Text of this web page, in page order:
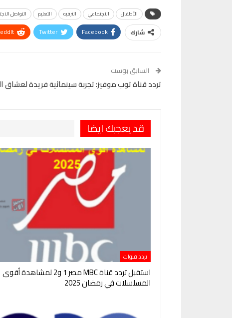
الأطفال الاجتماعي الترفيه التعليم التواصل
شارك Facebook
Twitter
السابق بوست
تردد قناة توب موفيز: تجربة سينمائية فريدة لعشاق
قد يعجبك ايضا
تردد قنوات
استقبل تردد قناة MBC مصر 1 و2 لمشاهدة أقوى
المسلسلات في رمضان 2025